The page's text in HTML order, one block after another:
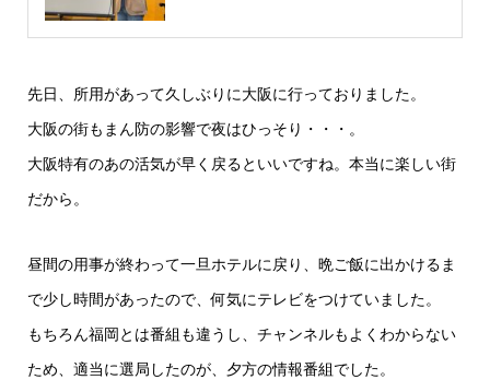
先日、所用があって久しぶりに大阪に行っておりました。
大阪の街もまん防の影響で夜はひっそり・・・。
大阪特有のあの活気が早く戻るといいですね。本当に楽しい街
だから。
昼間の用事が終わって一旦ホテルに戻り、晩ご飯に出かけるま
で少し時間があったので、何気にテレビをつけていました。
もちろん福岡とは番組も違うし、チャンネルもよくわからない
ため、適当に選局したのが、夕方の情報番組でした。